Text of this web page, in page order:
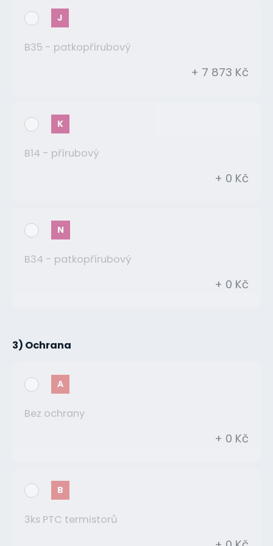
J
B35 - patkopřírubový
+ 7 873 Kč
K
B14 - přírubový
+ 0 Kč
N
B34 - patkopřírubový
+ 0 Kč
3) Ochrana
A
Bez ochrany
+ 0 Kč
B
3ks PTC termistorů